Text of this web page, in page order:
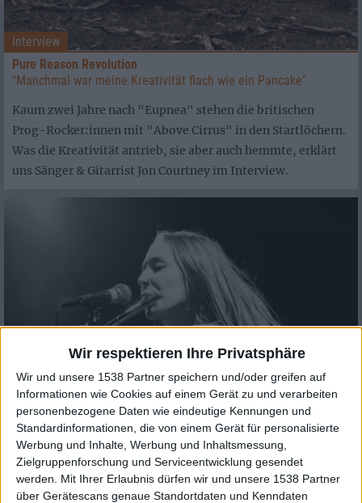
Wir respektieren Ihre Privatsphäre
Wir und unsere 1538 Partner speichern und/oder greifen auf
Informationen wie Cookies auf einem Gerät zu und verarbeiten
personenbezogene Daten wie eindeutige Kennungen und
Standardinformationen, die von einem Gerät für personalisierte
Werbung und Inhalte, Werbung und Inhaltsmessung,
Zielgruppenforschung und Serviceentwicklung gesendet
werden.
Mit Ihrer Erlaubnis dürfen wir und unsere 1538 Partner
über Gerätescans genaue Standortdaten und Kenndaten
Interview
Pure Reason Revolution
"Manchmal war meine Kreativität flach wie ein Pancake"
Kaum zwei Jahre nach "Eupnea" stehen die britischen
Prog-Rocker:innen mit "Above Cirrus" in den Startlöchern.
Was die Kreativität antrieb, sie aber auch hemmte, erklärt
uns Sänger & Gitarrist Jon Courtney im Interview.
Interview
Wucan
"Auch Judas Priest haben Disco-Stücke geschrieben"
WUCAN, eine junge Band aus Dresden, welche sich an